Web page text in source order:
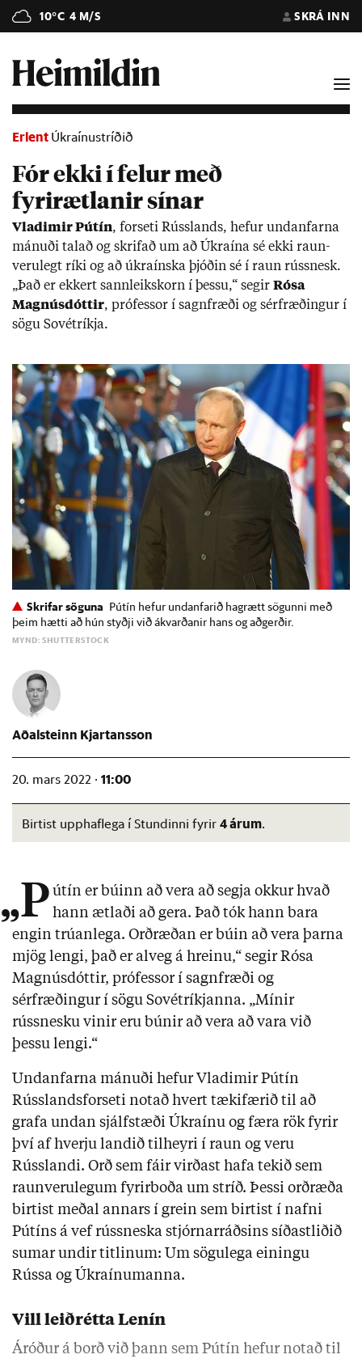
10°C 4 M/S SKRÁ INN
Erlent Úkraínustríðið
Fór ekki í felur með
fyrirætlanir sínar
Vla­dimir Pútín, for­seti Rúss­lands, hef­ur und­an­farna
mán­uði tal­að og skrif­að um að Úkraína sé ekki raun­
veru­legt ríki og að úkraínska þjóð­in sé í raun rúss­nesk.
„Það er ekk­ert sann­leikskorn í þessu,“ seg­ir Rósa
Magnús­dótt­ir, pró­fess­or í sagn­fræði og sér­fræð­ing­ur í
sögu Sov­ét­ríkja.
Skrifar söguna Pútín hefur undanfarið hagrætt sögunni með
þeim hætti að hún styðji við ákvarðanir hans og aðgerðir.
MYND: SHUTTERSTOCK
Aðalsteinn Kjartansson
20. mars 2022 · 11:00
Birtist upphaflega í Stundinni fyrir 4 árum.
„P útín er búinn að vera að segja okkur hvað
hann ætlaði að gera. Það tók hann bara
engin trúanlega. Orðræðan er búin að vera þarna
mjög lengi, það er alveg á hreinu,“ segir Rósa
Magnúsdóttir, prófessor í sagnfræði og
sérfræðingur í sögu Sovétríkjanna. „Mínir
rússnesku vinir eru búnir að vera að vara við
þessu lengi.“
Undanfarna mánuði hefur Vladimir Pútín
Rússlandsforseti notað hvert tækifærið til að
grafa undan sjálfstæði Úkraínu og færa rök fyrir
því af hverju landið tilheyri í raun og veru
Rússlandi. Orð sem fáir virðast hafa tekið sem
raunverulegum fyrirboða um stríð. Þessi orðræða
birtist meðal annars í grein sem birtist í nafni
Pútíns á vef rússneska stjórnarráðsins síðastliðið
sumar undir titlinum: Um sögulega einingu
Rússa og Úkraínumanna.
Vill leiðrétta Lenín
Áróður á borð við þann sem Pútín hefur notað til